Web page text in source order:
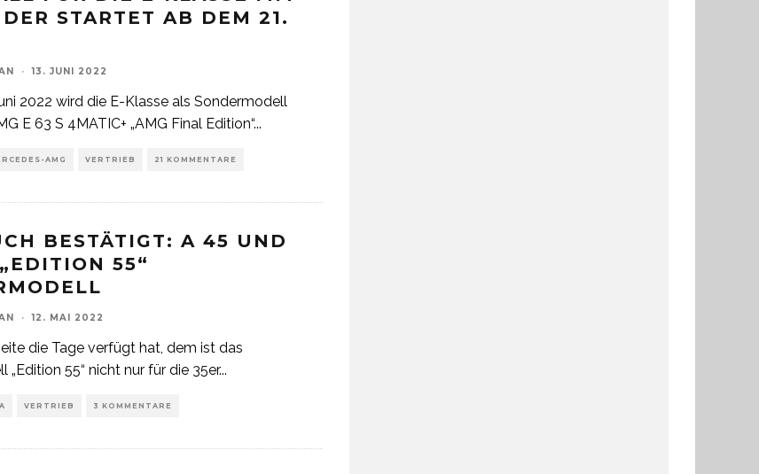
STARTET AB DEM 21.
· 13. JUNI 2022
2022 wird die E-Klasse als Sondermodell
E 63 S 4MATIC+ „AMG Final Edition“...
AMG VERTRIEB 21 KOMMENTARE
BESTÄTIGT: A 45 UND
55“
· 12. MAI 2022
die Tage verfügt hat, dem ist das
„Edition 55“ nicht nur für die 35er...
VERTRIEB 3 KOMMENTARE